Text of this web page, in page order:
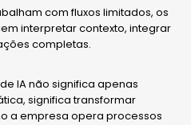
com fluxos limitados, os
interpretar contexto, integrar
completas.
IA não significa apenas
significa transformar
a empresa opera processos